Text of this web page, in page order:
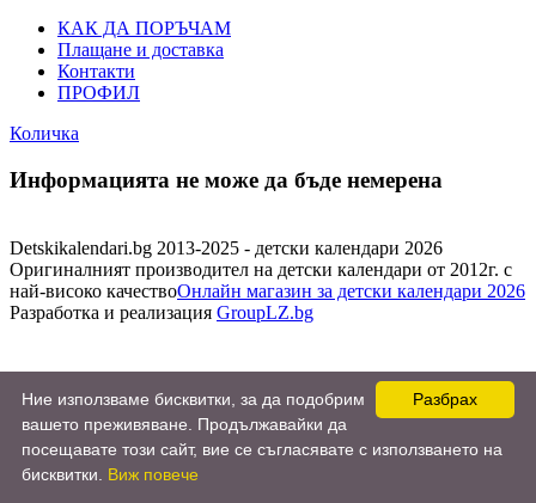
КАК ДА ПОРЪЧАМ
Плащане и доставка
Контакти
ПРОФИЛ
Количка
Информацията не може да бъде немерена
Detskikalendari.bg 2013-2025 - детски календари 2026
Оригиналният производител на детски календари от 2012г. с
най-високо качествоОнлайн магазин за детски календари 2026
Разработка и реализация GroupLZ.bg
Разбрах
Ние използваме бисквитки, за да подобрим
вашето преживяване. Продължавайки да
посещавате този сайт, вие се съгласявате с използването на
бисквитки. Виж повече